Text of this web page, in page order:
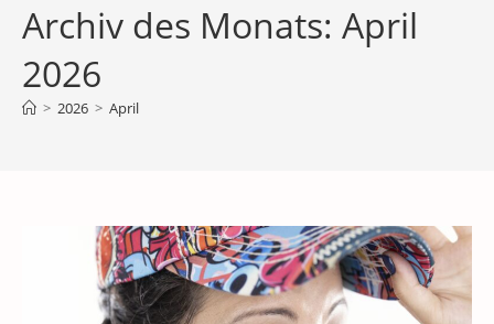
Archiv des Monats: April
2026
> 2026 > April